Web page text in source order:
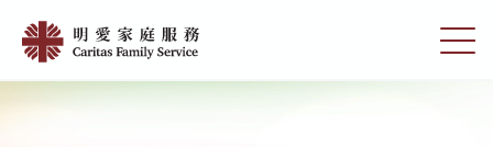
main
content
切
賽
會